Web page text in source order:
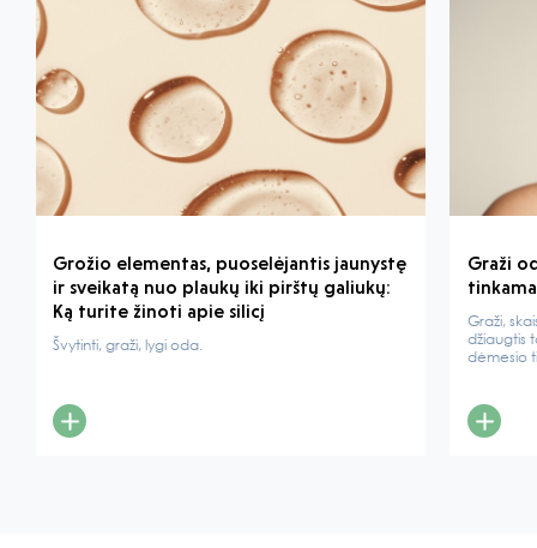
Grožio elementas, puoselėjantis jaunystę
ir sveikatą nuo plaukų iki pirštų galiukų:
Ką turite žinoti apie silicį
Švytinti, graži, lygi oda.
Graži
Graži,
džiaugtis
dėmesio